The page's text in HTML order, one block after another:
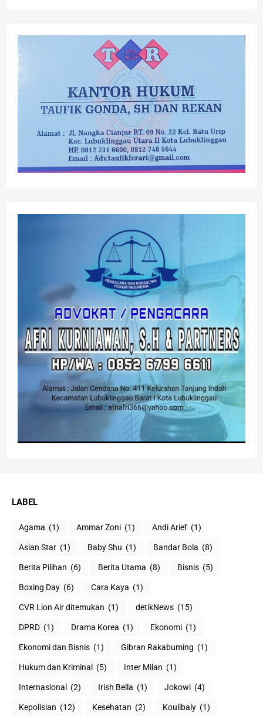
LABEL
Agama (1) Ammar Zoni (1) Andi Arief (1)
Asian Star (1) Baby Shu (1) Bandar Bola (8)
Berita Pilihan (6) Berita Utama (8) Bisnis (5)
Boxing Day (6) Cara Kaya (1)
CVR Lion Air ditemukan (1) detikNews (15)
DPRD (1) Drama Korea (1) Ekonomi (1)
Ekonomi dan Bisnis (1) Gibran Rakabuming (1)
Hukum dan Kriminal (5) Inter Milan (1)
Internasional (2) Irish Bella (1) Jokowi (4)
Kepolisian (12) Kesehatan (2) Koulibaly (1)